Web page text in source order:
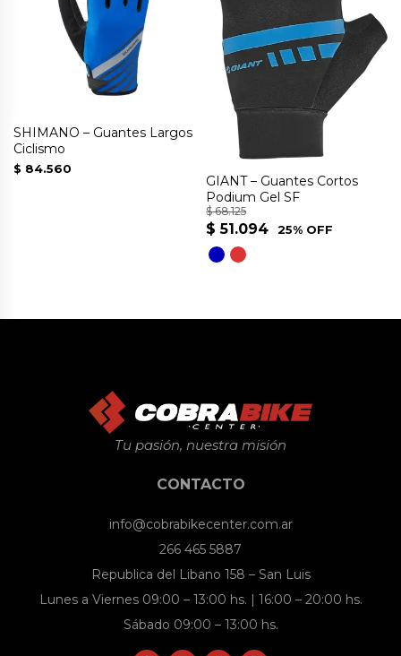
SHIMANO – Guantes Largos
Ciclismo
$ 84.560
GIANT – Guantes Cortos
Podium Gel SF
$68.125
$ 51.094 25% OFF
tiene
opciones
se
elegir
la
página
de
producto
Tu pasión, nuestra misión
CONTACTO
info@cobrabikecenter.com.ar
266 465 5887
Republica del Libano 158 – San Luis
Lunes a Viernes 09:00 – 13:00 hs. | 16:00 – 20:00 hs.
Sábado 09:00 – 13:00 hs.